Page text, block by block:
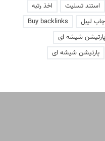
استند تسلیت
اخذ رتبه
چاپ لیبل
Buy backlinks
پارتیشن شیشه ای
پارتیشن شیشه ای